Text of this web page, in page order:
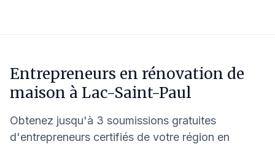
Entrepreneurs en rénovation de
maison à Lac-Saint-Paul
Obtenez jusqu'à 3 soumissions gratuites
d'entrepreneurs certifiés de votre région en